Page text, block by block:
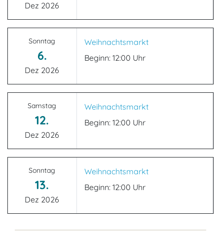
Dez 2026
Sonntag
6.
Dez 2026
Weihnachtsmarkt
Beginn: 12:00 Uhr
Samstag
12.
Dez 2026
Weihnachtsmarkt
Beginn: 12:00 Uhr
Sonntag
13.
Dez 2026
Weihnachtsmarkt
Beginn: 12:00 Uhr